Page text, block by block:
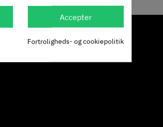
Accepter
Fortroligheds- og cookiepolitik